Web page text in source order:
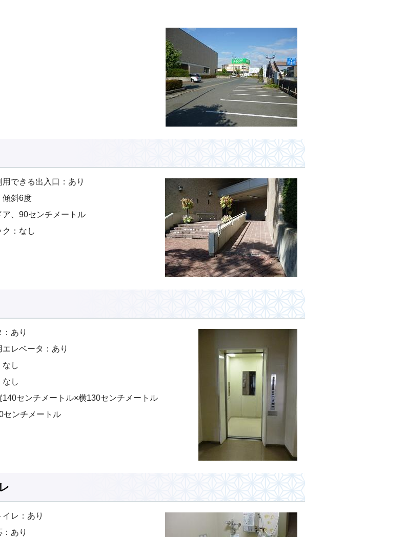
できる出入口：あり
傾斜6度
ア、90センチメートル
ク：なし
あり
レベータ：あり
なし
なし
140センチメートル×横130センチメートル
センチメートル
レ：あり
あり